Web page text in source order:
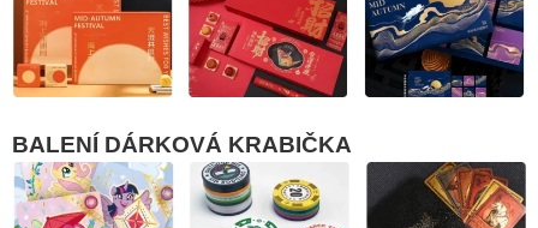
BALENÍ DÁRKOVÁ KRABIČKA